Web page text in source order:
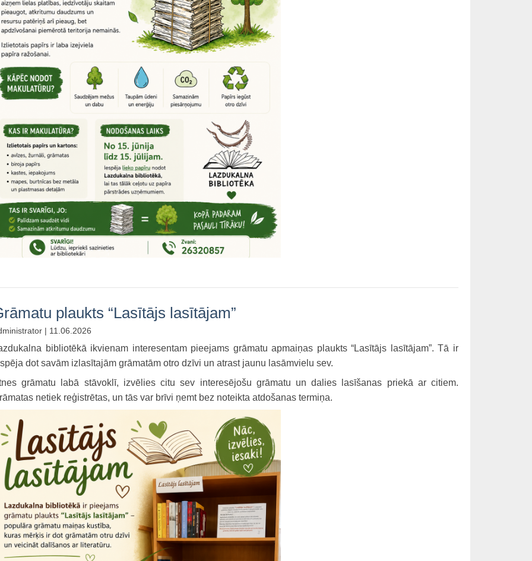
plaukts “Lasītājs lasītājam”
| 11.06.2026
bibliotēkā ikvienam interesentam pieejams grāmatu apmaiņas plaukts “Lasītājs lasītājam”. Tā ir
dot savām izlasītajām grāmatām otro dzīvi un atrast jaunu lasāmvielu sev.
grāmatu labā stāvoklī, izvēlies citu sev interesējošu grāmatu un dalies lasīšanas priekā ar citiem.
netiek reģistrētas, un tās var brīvi ņemt bez noteikta atdošanas termiņa.